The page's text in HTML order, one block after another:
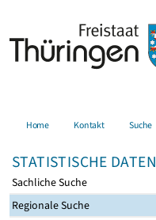
Home Kontakt Suche
STATISTISCHE DATEN
Sachliche Suche
Regionale Suche